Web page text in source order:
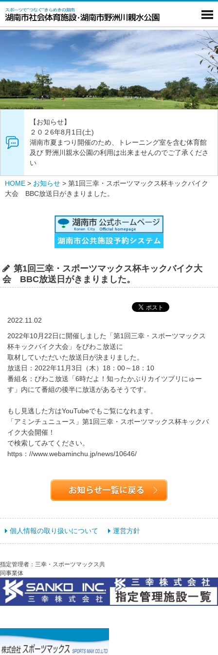
【お知らせ】
２０２6年8月1日(土)
湖南市夏まつり開催のため、トレーニング室を含む体育館
及び 野洲川親水公園の利用は出来ませんのでご了承くださ
い
HOME > お知らせ > 第1回三幸・スポーツマックス杯キックバイク
大会 BBC放送日がきまりました。
第1回三幸・スポーツマックス杯キックバイク大
会 BBC放送日がきまりました。
2022.11.02
2022年10月22日に開催しました「第1回三幸・スポーツマックス
杯キックバイク大会」をびわこ放送に
取材していただいた放送日が決まりました。
放送日：2022年11月3日（木）18：00～18：10
番組名：びわこ放送「6時だよ！知ったかぶりカイツブリにゅー
す」内にて番組の後半に放送があるそうです。
もし見逃した方はYouTubeでもご覧になれます。
「アミンチュニュース」第1回三幸・スポーツマックス杯キックバ
イク大会開催！
で検索してみてください。
https：//www.webaminchu.jp/news/10646/
個人情報の取り扱いについて 運営方針
指定管理者：三幸・スポーツマックス共
同事業体